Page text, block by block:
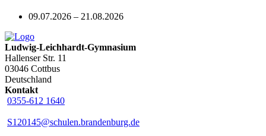
09.07.2026 – 21.08.2026
Ludwig-Leichhardt-Gymnasium
Hallenser Str. 11
03046 Cottbus
Deutschland
Kontakt
0355-612 1640
S120145@schulen.brandenburg.de